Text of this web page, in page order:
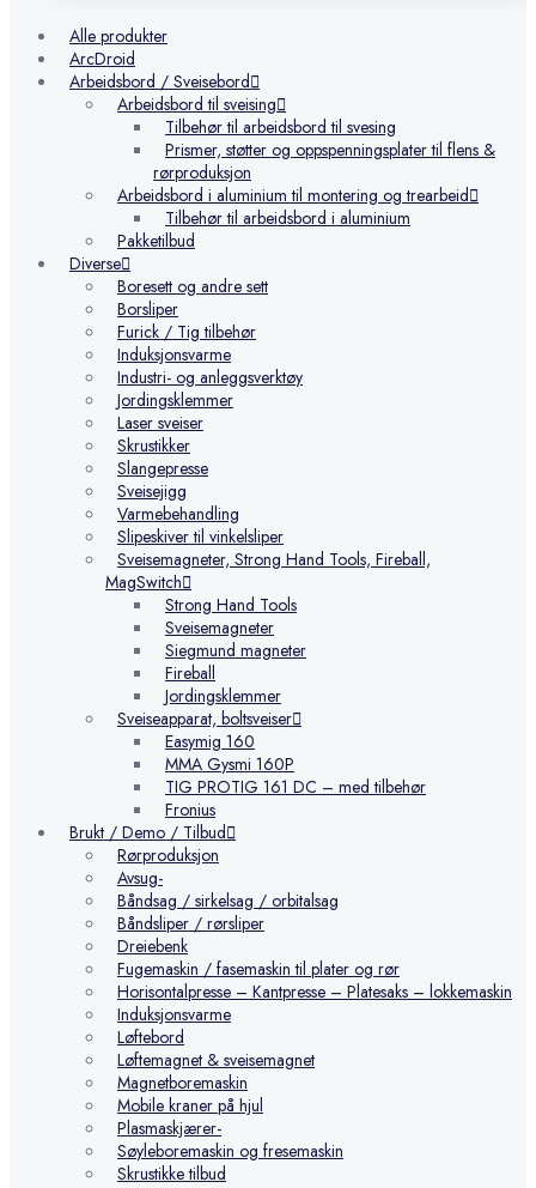
Alle produkter
ArcDroid
Arbeidsbord / Sveisebord
Arbeidsbord til sveising
Tilbehør til arbeidsbord til svesing
Prismer, støtter og oppspenningsplater til flens &
rørproduksjon
Arbeidsbord i aluminium til montering og trearbeid
Tilbehør til arbeidsbord i aluminium
Pakketilbud
Diverse
Boresett og andre sett
Borsliper
Furick / Tig tilbehør
Induksjonsvarme
Industri- og anleggsverktøy
Jordingsklemmer
Laser sveiser
Skrustikker
Slangepresse
Sveisejigg
Varmebehandling
Slipeskiver til vinkelsliper
Sveisemagneter, Strong Hand Tools, Fireball,
MagSwitch
Strong Hand Tools
Sveisemagneter
Siegmund magneter
Fireball
Jordingsklemmer
Sveiseapparat, boltsveiser
Easymig 160
MMA Gysmi 160P
TIG PROTIG 161 DC – med tilbehør
Fronius
Brukt / Demo / Tilbud
Rørproduksjon
Avsug-
Båndsag / sirkelsag / orbitalsag
Båndsliper / rørsliper
Dreiebenk
Fugemaskin / fasemaskin til plater og rør
Horisontalpresse – Kantpresse – Platesaks – lokkemaskin
Induksjonsvarme
Løftebord
Løftemagnet & sveisemagnet
Magnetboremaskin
Mobile kraner på hjul
Plasmaskjærer-
Søyleboremaskin og fresemaskin
Skrustikke tilbud